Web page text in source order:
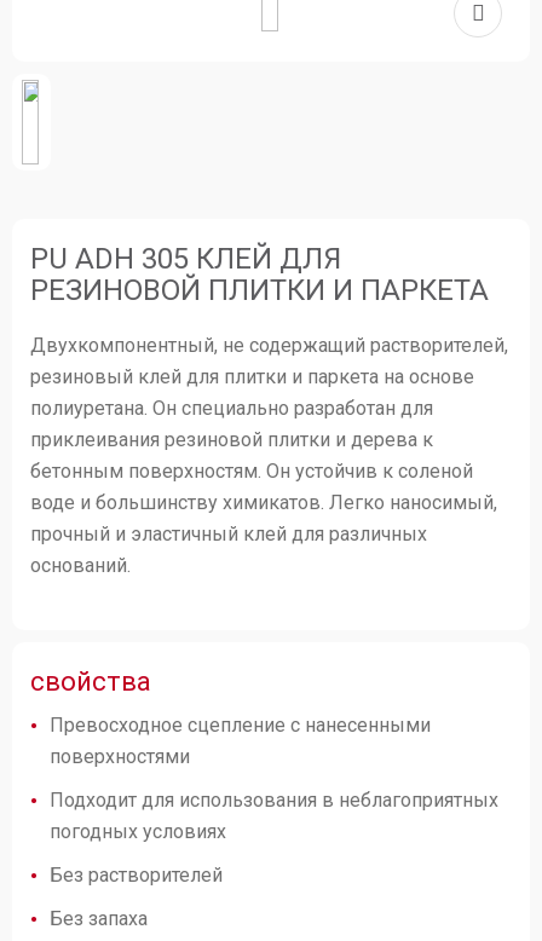
PU ADH 305 КЛЕЙ ДЛЯ
РЕЗИНОВОЙ ПЛИТКИ И ПАРКЕТА
Двухкомпонентный, не содержащий растворителей,
резиновый клей для плитки и паркета на основе
полиуретана. Он специально разработан для
приклеивания резиновой плитки и дерева к
бетонным поверхностям. Он устойчив к соленой
воде и большинству химикатов. Легко наносимый,
прочный и эластичный клей для различных
оснований.
свойства
Превосходное сцепление с нанесенными
поверхностями
Подходит для использования в неблагоприятных
погодных условиях
Без растворителей
Без запаха